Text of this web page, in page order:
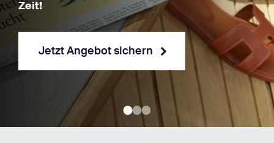
Zeit!
Jetzt Angebot sichern